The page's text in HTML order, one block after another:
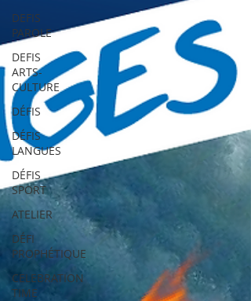
DEFIS
PAROLE
DEFIS
ARTS-
CULTURE
DÉFIS
DÉFIS
LANGUES
DÉFIS
SPORT
ATELIER
DÉFI
PROPHÉTIQUE
CELEBRATION
TIME